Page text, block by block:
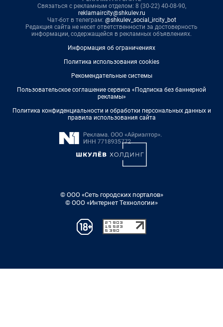
Связаться с рекламным отделом: 8 (30-22) 40-08-90,
reklamaircity@shkulev.ru
Чат-бот в телеграм: @shkulev_social_ircity_bot
Редакция сайта не несет ответственности за достоверность
информации, содержащейся в рекламных объявлениях.
Информация об ограничениях
Политика использования cookies
Рекомендательные системы
Пользовательское соглашение сервиса «Подписка без баннерной
рекламы»
Политика конфиденциальности и обработки персональных данных и
правила использования сайта
© ООО «Сеть городских порталов»
© ООО «Интернет Технологии»